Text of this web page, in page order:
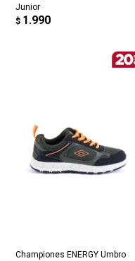
Junior
$ 1.990
Championes ENERGY Umbro